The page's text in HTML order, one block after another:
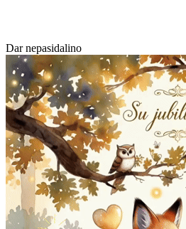
Dar nepasidalino